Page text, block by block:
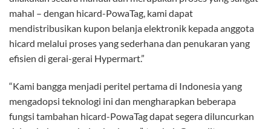
mahal – dengan hicard-PowaTag, kami dapat
mendistribusikan kupon belanja elektronik kepada anggota
hicard melalui proses yang sederhana dan penukaran yang
efisien di gerai-gerai Hypermart.”
“Kami bangga menjadi peritel pertama di Indonesia yang
mengadopsi teknologi ini dan mengharapkan beberapa
fungsi tambahan hicard-PowaTag dapat segera diluncurkan